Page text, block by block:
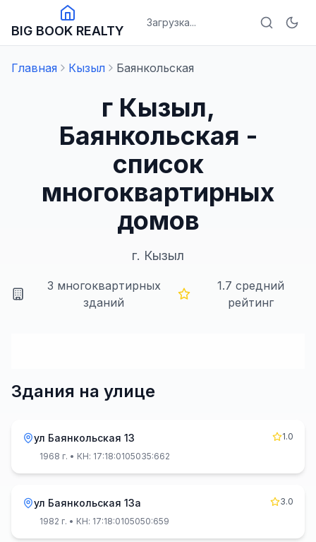
BIG BOOK REALTY
Загрузка...
Главная Кызыл Баянкольская
г Кызыл,
Баянкольская -
список
многоквартирных
домов
г. Кызыл
3 многоквартирных
зданий
1.7 средний
рейтинг
Здания на улице
ул Баянкольская 13
1.0
1968 г. • КН: 17:18:0105035:662
ул Баянкольская 13а
3.0
1982 г. • КН: 17:18:0105050:659